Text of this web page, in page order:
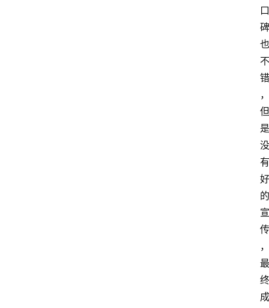
口
碑
也
不
错
，
但
是
没
有
好
的
宣
传
，
最
终
成